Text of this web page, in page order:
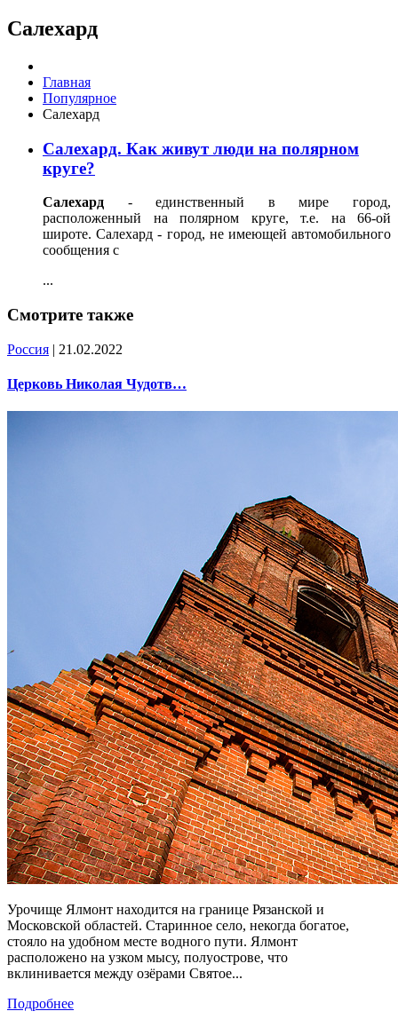
Салехард
Главная
Популярное
Салехард
Салехард. Как живут люди на полярном
круге?
Салехард - единственный в мире город,
расположенный на полярном круге, т.е. на 66-ой
широте. Салехард - город, не имеющей автомобильного
сообщения с
...
Смотрите также
Россия | 21.02.2022
Церковь Николая Чудотв…
Урочище Ялмонт находится на границе Рязанской и
Московской областей. Старинное село, некогда богатое,
стояло на удобном месте водного пути. Ялмонт
расположено на узком мысу, полуострове, что
вклинивается между озёрами Святое...
Подробнее